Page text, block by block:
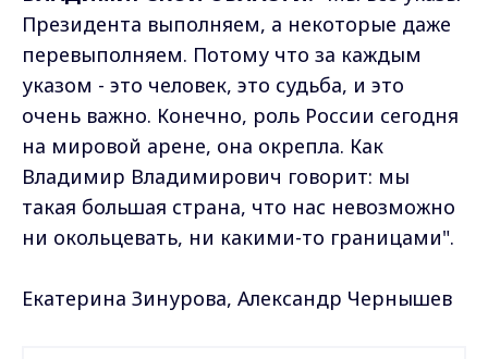
Президента выполняем, а некоторые даже
перевыполняем. Потому что за каждым
указом - это человек, это судьба, и это
очень важно. Конечно, роль России сегодня
на мировой арене, она окрепла. Как
Владимир Владимирович говорит: мы
такая большая страна, что нас невозможно
ни окольцевать, ни какими-то границами".
Екатерина Зинурова, Александр Чернышев